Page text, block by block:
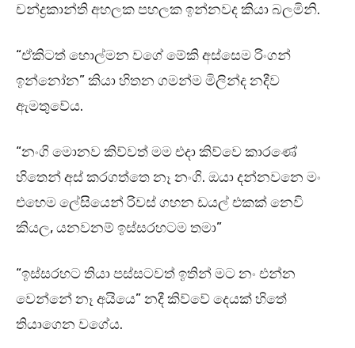
චන්ද්‍රකාන්ති අහලක පහලක ඉන්නවද කියා බලමිනි.
“ඒකිටත් හොල්මන වගේ මේකි අස්සෙම රිංගන්
ඉන්නෝන” කියා හිතන ගමන්ම මිලින්ද නදීව
ඇමතුවේය.
“නංගි මොනව කිව්වත් මම එදා කිව්වෙ කාරණේ
හිතෙන් අස් කරගත්තෙ නෑ නංගි. ඔයා දන්නවනෙ මං
එහෙම ලේසියෙන් රිවස් ගහන ඩයල් එකක් නෙවි
කියල, යනවනම් ඉස්සරහටම තමා”
“ඉස්සරහට තියා පස්සටවත් ඉතින් මට නං එන්න
වෙන්නේ නෑ අයියෙ” නදී කිව්වේ දෙයක් හිතේ
තියාගෙන වගේය.